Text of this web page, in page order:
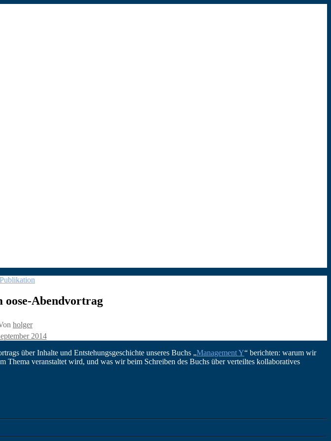
Kategorien
Publikation
oose-Abendvortrag
holger
2014
über Inhalte und Entstehungsgeschichte unseres Buchs „Management Y“ berichten: warum wir
Thema veranstaltet wird, und was wir beim Schreiben des Buchs über verteiltes kollaboratives